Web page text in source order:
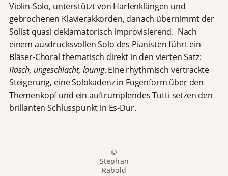
Violin-Solo, unterstützt von Harfenklängen und
gebrochenen Klavierakkorden, danach übernimmt der
Solist quasi deklamatorisch improvisierend. Nach
einem ausdrucksvollen Solo des Pianisten führt ein
Bläser-Choral thematisch direkt in den vierten Satz:
Rasch, ungeschlacht, launig. Eine rhythmisch vertrackte
Steigerung, eine Solokadenz in Fugenform über den
Themenkopf und ein auftrumpfendes Tutti setzen den
brillanten Schlusspunkt in Es-Dur.
©
Stephan
Rabold